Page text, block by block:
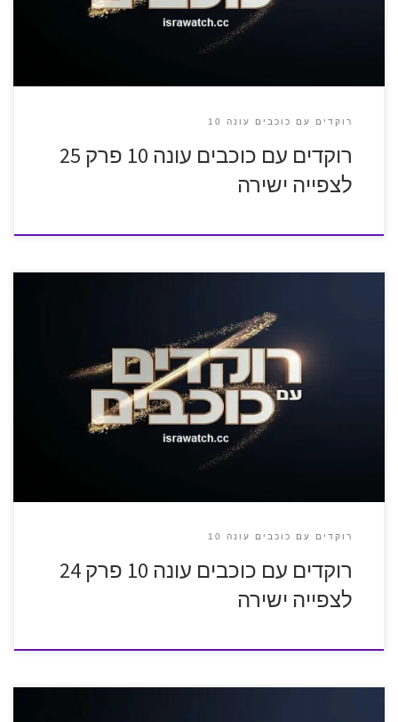
רוקדים עם כוכבים עונה 10
רוקדים עם כוכבים עונה 10 פרק 25
לצפייה ישירה
רוקדים עם כוכבים עונה 10
רוקדים עם כוכבים עונה 10 פרק 24
לצפייה ישירה